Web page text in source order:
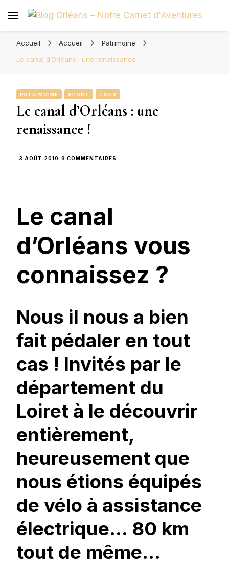
d'Aventures
Accueil Accueil
Patrimoine
Le canal d’Orléans : une renaissance !
PATRIMOINE SPORT TOUS
Le canal d’Orléans : une
renaissance !
3 AOÛT 2019 9 COMMENTAIRES
Le canal
d’Orléans vous
connaissez ?
Nous il nous a bien
fait pédaler en tout
cas ! Invités par le
département du
Loiret à le découvrir
entièrement,
heureusement que
nous étions équipés
de vélo à assistance
électrique… 80 km
tout de même…